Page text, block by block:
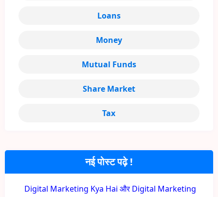
नई पोस्ट पढ़े !
Digital Marketing Kya Hai और Digital Marketing
Loans
Money
Mutual Funds
Share Market
Tax